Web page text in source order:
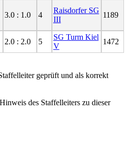
3.0 : 1.0 4
Raisdorfer SG
III
1189
2.0 : 2.0 5
SG Turm Kiel
V
1472
geprüft und als korrekt
des Staffelleiters zu dieser